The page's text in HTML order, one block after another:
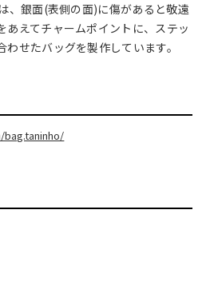
、銀面(表側の面)に傷があると敬遠
あえてチャームポイントに、ステッ
せたバッグを製作しています。